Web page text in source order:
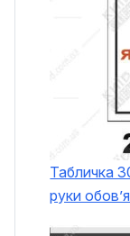
Табличка
руки